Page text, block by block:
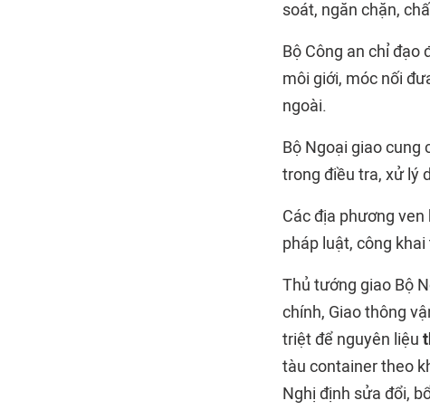
soát, ngăn chặn,
Bộ Công an chỉ đạo
môi giới, móc nối
ngoài.
Bộ Ngoại giao cung
trong điều tra, xử lý
Các địa phương
pháp luật, công
Thủ tướng giao Bộ
chính, Giao thông
triệt để nguyên liệu
tàu container theo
Nghị định sửa đổi,